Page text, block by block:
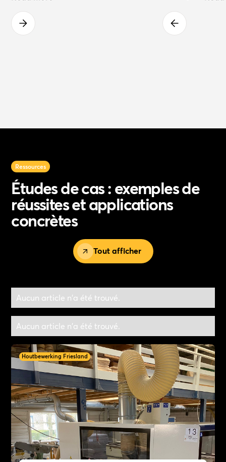
bois.
Ressources
Études de cas : exemples de
réussites et applications
concrètes
Tout afficher
Aucun article n'a été trouvé.
Aucun article n'a été trouvé.
Houtbewerking Friesland